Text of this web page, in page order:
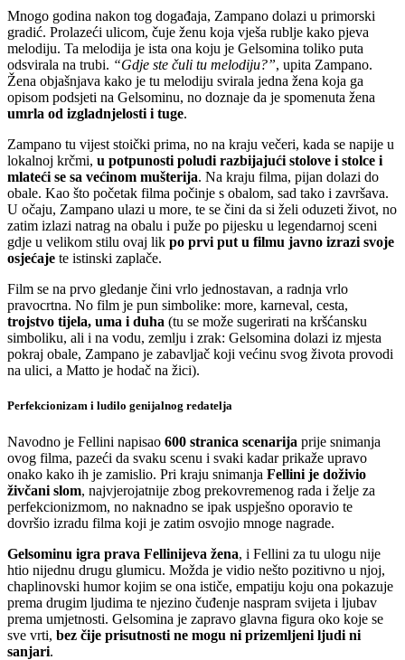
Mnogo godina nakon tog događaja, Zampano dolazi u primorski
gradić. Prolazeći ulicom, čuje ženu koja vješa rublje kako pjeva
melodiju. Ta melodija je ista ona koju je Gelsomina toliko puta
odsvirala na trubi. “Gdje ste čuli tu melodiju?”, upita Zampano.
Žena objašnjava kako je tu melodiju svirala jedna žena koja ga
opisom podsjeti na Gelsominu, no doznaje da je spomenuta žena
umrla od izgladnjelosti i tuge.
Zampano tu vijest stoički prima, no na kraju večeri, kada se napije u
lokalnoj krčmi, u potpunosti poludi razbijajući stolove i stolce i
mlateći se sa većinom mušterija. Na kraju filma, pijan dolazi do
obale. Kao što početak filma počinje s obalom, sad tako i završava.
U očaju, Zampano ulazi u more, te se čini da si želi oduzeti život, no
zatim izlazi natrag na obalu i puže po pijesku u legendarnoj sceni
gdje u velikom stilu ovaj lik po prvi put u filmu javno izrazi svoje
osjećaje te istinski zaplače.
Film se na prvo gledanje čini vrlo jednostavan, a radnja vrlo
pravocrtna. No film je pun simbolike: more, karneval, cesta,
trojstvo tijela, uma i duha (tu se može sugerirati na kršćansku
simboliku, ali i na vodu, zemlju i zrak: Gelsomina dolazi iz mjesta
pokraj obale, Zampano je zabavljač koji većinu svog života provodi
na ulici, a Matto je hodač na žici).
Perfekcionizam i ludilo genijalnog redatelja
Navodno je Fellini napisao 600 stranica scenarija prije snimanja
ovog filma, pazeći da svaku scenu i svaki kadar prikaže upravo
onako kako ih je zamislio. Pri kraju snimanja Fellini je doživio
živčani slom, najvjerojatnije zbog prekovremenog rada i želje za
perfekcionizmom, no naknadno se ipak uspješno oporavio te
dovršio izradu filma koji je zatim osvojio mnoge nagrade.
Gelsominu igra prava Fellinijeva žena, i Fellini za tu ulogu nije
htio nijednu drugu glumicu. Možda je vidio nešto pozitivno u njoj,
chaplinovski humor kojim se ona ističe, empatiju koju ona pokazuje
prema drugim ljudima te njezino čuđenje naspram svijeta i ljubav
prema umjetnosti. Gelsomina je zapravo glavna figura oko koje se
sve vrti, bez čije prisutnosti ne mogu ni prizemljeni ljudi ni
sanjari.